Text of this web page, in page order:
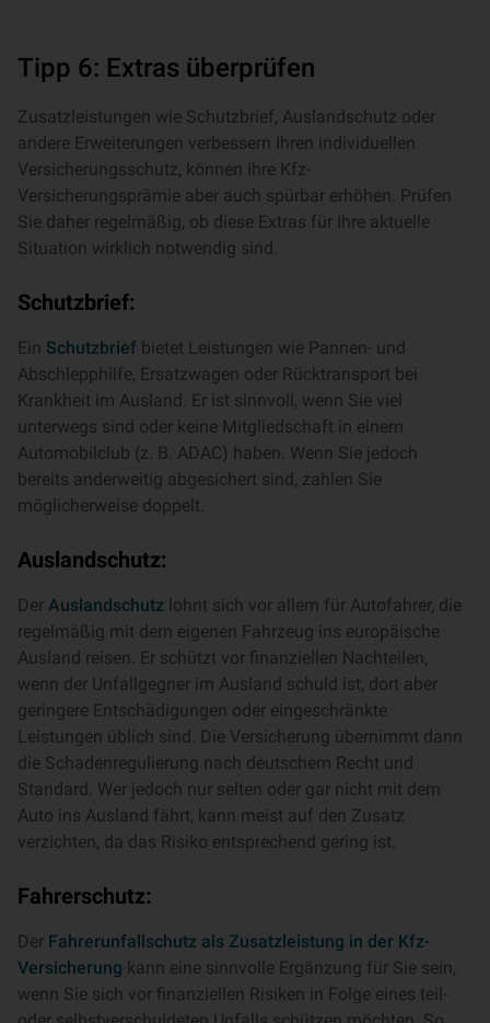
Tipp 6: Extras überprüfen
Zusatzleistungen wie Schutzbrief, Auslandschutz oder
andere Erweiterungen verbessern Ihren individuellen
Versicherungsschutz, können Ihre Kfz-
Versicherungsprämie aber auch spürbar erhöhen. Prüfen
Sie daher regelmäßig, ob diese Extras für Ihre aktuelle
Situation wirklich notwendig sind.
Schutzbrief:
Ein Schutzbrief bietet Leistungen wie Pannen- und
Abschlepphilfe, Ersatzwagen oder Rücktransport bei
Krankheit im Ausland. Er ist sinnvoll, wenn Sie viel
unterwegs sind oder keine Mitgliedschaft in einem
Automobilclub (z. B. ADAC) haben. Wenn Sie jedoch
bereits anderweitig abgesichert sind, zahlen Sie
möglicherweise doppelt.
Auslandschutz:
Der Auslandschutz lohnt sich vor allem für Autofahrer, die
regelmäßig mit dem eigenen Fahrzeug ins europäische
Ausland reisen. Er schützt vor finanziellen Nachteilen,
wenn der Unfallgegner im Ausland schuld ist, dort aber
geringere Entschädigungen oder eingeschränkte
Leistungen üblich sind. Die Versicherung übernimmt dann
die Schadenregulierung nach deutschem Recht und
Standard. Wer jedoch nur selten oder gar nicht mit dem
Auto ins Ausland fährt, kann meist auf den Zusatz
verzichten, da das Risiko entsprechend gering ist.
Fahrerschutz:
Der Fahrerunfallschutz als Zusatzleistung in der Kfz-
Versicherung kann eine sinnvolle Ergänzung für Sie sein,
wenn Sie sich vor finanziellen Risiken in Folge eines teil-